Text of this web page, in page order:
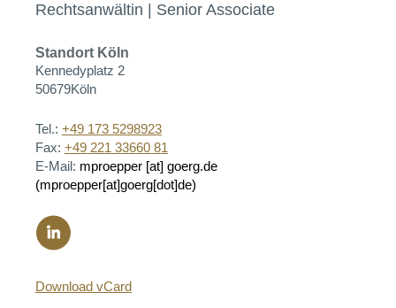
Rechtsanwältin | Senior Associate
Standort Köln
Kennedyplatz 2
50679Köln
Tel.: +49 173 5298923
Fax: +49 221 33660 81
E-Mail: mproepper [at] goerg.de
(mproepper[at]goerg[dot]de)
Download vCard